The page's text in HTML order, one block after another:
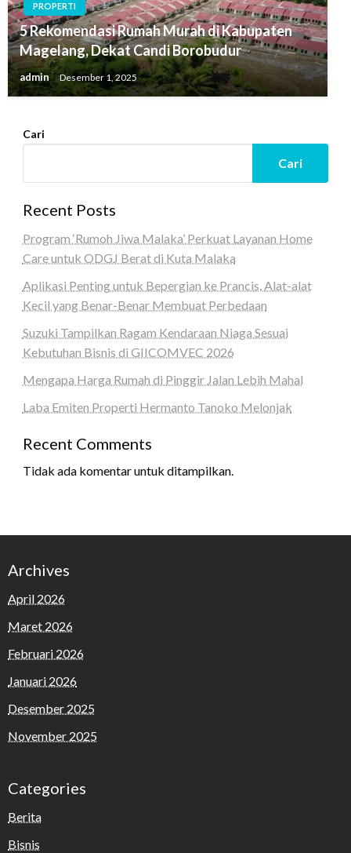
PROPERTI
5 Rekomendasi Rumah Murah di Kabupaten
Magelang, Dekat Candi Borobudur
admin Desember 1, 2025
Cari
Cari
Recent Posts
Program ‘Rumoh Jiwa Malaka’ Perkuat Layanan Home
Care untuk ODGJ Berat di Kuta Malaka
Aplikasi Penting untuk Bepergian ke Prancis, Alat-alat
Kecil yang Benar-Benar Membuat Perbedaan
Suzuki Tampilkan Ragam Kendaraan Niaga Sesuai
Kebutuhan Bisnis di GIICOMVEC 2026
Mengapa Harga Rumah di Pinggir Jalan Lebih Mahal
Laba Emiten Properti Hermanto Tanoko Melonjak
Recent Comments
Tidak ada komentar untuk ditampilkan.
Archives
April 2026
Maret 2026
Februari 2026
Januari 2026
Desember 2025
November 2025
Categories
Berita
Bisnis